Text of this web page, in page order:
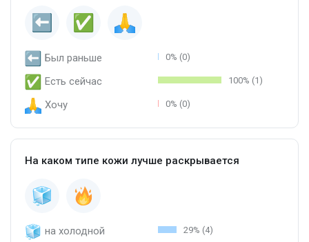
Был раньше 0% (0)
Есть сейчас 100% (1)
Хочу 0% (0)
На каком типе кожи лучше раскрывается
на холодной 29% (4)